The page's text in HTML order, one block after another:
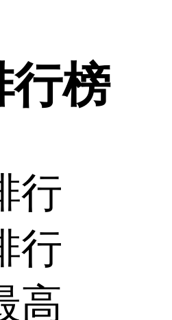
行榜
行
行
高